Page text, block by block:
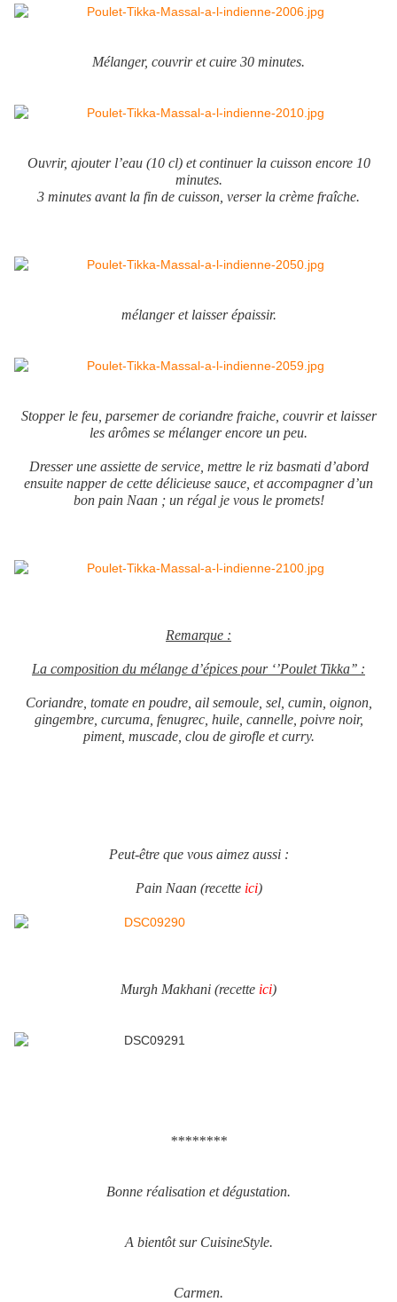
Mélanger, couvrir et cuire 30 minutes.
Ouvrir, ajouter l’eau (10 cl) et continuer la cuisson encore 10
minutes.
3 minutes avant la fin de cuisson, verser la crème fraîche.
mélanger et laisser épaissir.
Stopper le feu, parsemer de coriandre fraiche, couvrir et laisser
les arômes se mélanger encore un peu.
Dresser une assiette de service, mettre le riz basmati d’abord
ensuite napper de cette délicieuse sauce, et accompagner d’un
bon pain Naan ; un régal je vous le promets!
Remarque :
La composition du mélange d’épices pour ‘’Poulet Tikka’’ :
Coriandre, tomate en poudre, ail semoule, sel, cumin, oignon,
gingembre, curcuma, fenugrec, huile, cannelle, poivre noir,
piment, muscade, clou de girofle et curry.
Peut-être que vous aimez aussi :
Pain Naan (recette ici)
Murgh Makhani (recette ici)
********
Bonne réalisation et dégustation.
A bientôt sur CuisineStyle.
Carmen.